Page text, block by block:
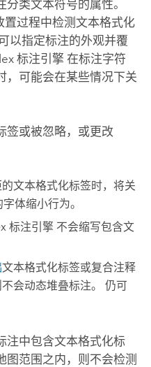
类文本符号的属性。
置过程中检测文本格式化
以指定标注的外观并覆
标注引擎 在标注字符
，可能会在某些情况下关
签或被忽略，或更改
文本格式化标签时，将关
字体缩小行为。
标注引擎 不会缩写包含文
文本格式化标签或复合注释
会动态堆叠标注。 仍可
注中包含文本格式化标
图范围之内，则不会检测